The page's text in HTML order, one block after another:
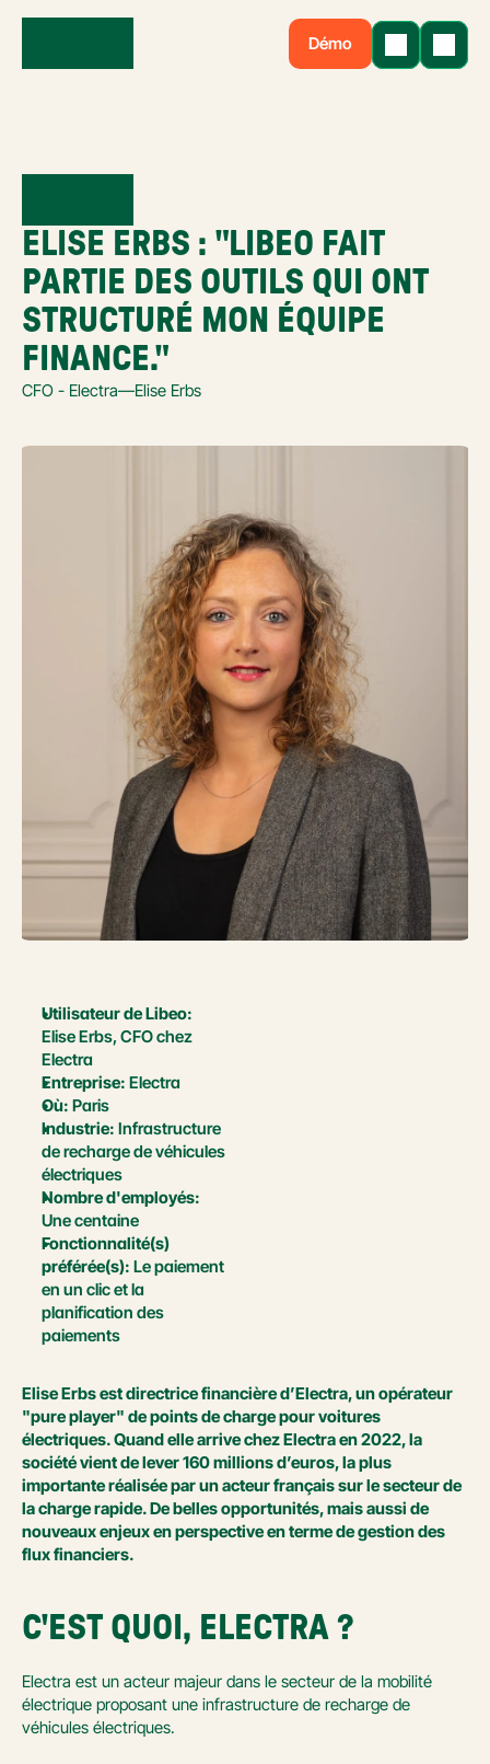
Démo
ELISE ERBS : "LIBEO FAIT
PARTIE DES OUTILS QUI ONT
STRUCTURÉ MON ÉQUIPE
FINANCE."
CFO - Electra—Elise Erbs
Elise Erbs est directrice financière d’Electra, un opérateur
"pure player" de points de charge pour voitures
électriques. Quand elle arrive chez Electra en 2022, la
société vient de lever 160 millions d’euros, la plus
importante réalisée par un acteur français sur le secteur de
la charge rapide. De belles opportunités, mais aussi de
nouveaux enjeux en perspective en terme de gestion des
flux financiers.
C'EST QUOI, ELECTRA ?
Electra est un acteur majeur dans le secteur de la mobilité
électrique proposant une infrastructure de recharge de
véhicules électriques.
Utilisateur de Libeo:
Elise Erbs, CFO chez
Electra
Entreprise: Electra
Où: Paris
Industrie: Infrastructure
de recharge de véhicules
électriques
Nombre d'employés:
Une centaine
Fonctionnalité(s)
préférée(s): Le paiement
en un clic et la
planification des
paiements